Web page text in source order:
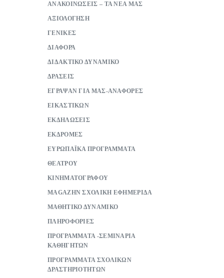
ΑΝΑΚΟΙΝΩΣΕΙΣ – ΤΑ ΝΕΑ ΜΑΣ
ΑΞΙΟΛΟΓΗΣΗ
ΓΕΝΙΚΕΣ
ΔΙΑΦΟΡΑ
ΔΙΔΑΚΤΙΚΟ ΔΥΝΑΜΙΚΟ
ΔΡΑΣΕΙΣ
ΕΓΡΑΨΑΝ ΓΙΑ ΜΑΣ-ΑΝΑΦΟΡΕΣ
ΕΙΚΑΣΤΙΚΩΝ
ΕΚΔΗΛΩΣΕΙΣ
ΕΚΔΡΟΜΕΣ
ΕΥΡΩΠΑΪΚΑ ΠΡΟΓΡΑΜΜΑΤΑ
ΘΕΑΤΡΟΥ
ΚΙΝΗΜΑΤΟΓΡΑΦΟΥ
ΜAGAZHN ΣΧΟΛΙΚΗ ΕΦΗΜΕΡΙΔΑ
ΜΑΘΗΤΙΚΟ ΔΥΝΑΜΙΚΟ
ΠΛΗΡΟΦΟΡΙΕΣ
ΠΡΟΓΡΑΜΜΑΤΑ -ΣΕΜΙΝΑΡΙΑ
ΚΑΘΗΓΗΤΩΝ
ΠΡΟΓΡΑΜΜΑΤΑ ΣΧΟΛΙΚΩΝ
ΔΡΑΣΤΗΡΙΟΤΗΤΩΝ